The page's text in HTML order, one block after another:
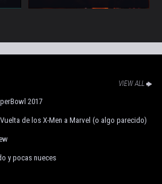
VIEW ALL
2017
de los X-Men a Marvel (o algo parecido)
y pocas nueces